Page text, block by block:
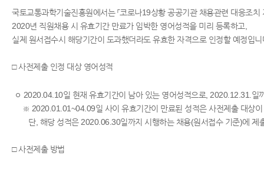
국토교통과학기술진흥원에서는 「코로나19상황 공공기관 채용관련 대응조치
2020년 직원채용 시 유효기간 만료가 임박한 영어성적을 미리 등록하고,
실제 원서접수시 해당기간이 도과했더라도 유효한 자격으로 인정할 예정입니
□ 사전제출 인정 대상 영어성적
ㅇ 2020.04.10일 현재 유효기간이 남아 있는 영어성적으로, 2020.12.31.일
※ 2020.01.01~04.09일 사이 유효기간이 만료된 성적은 사전제출 대상이
단, 해당 성적은 2020.06.30일까지 시행하는 채용(원서접수 기준)에 제
□ 사전제출 방법